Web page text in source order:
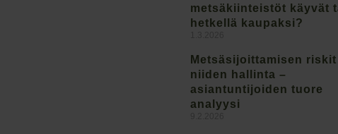
metsäkiinteistöt käyvät
hetkellä kaupaksi?
Metsäsijoittamisen riskit
niiden hallinta –
asiantuntijoiden tuore
analyysi